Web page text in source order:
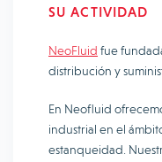
SU ACTIVIDAD
NeoFluid fue
distribución y
En Neofluid
industrial en el
estanqueidad.